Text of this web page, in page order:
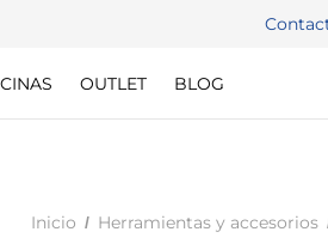
OUTLET BLOG
Inicio / Herramientas y accesorios